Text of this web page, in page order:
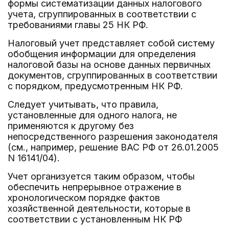
формы систематизации данных налогового
учета, сгруппированных в соответствии с
требованиями главы 25 НК РФ.
Налоговый учет представляет собой систему
обобщения информации для определения
налоговой базы на основе данных первичных
документов, сгруппированных в соответствии
с порядком, предусмотренным НК РФ.
Следует учитывать, что правила,
установленные для одного налога, не
применяются к другому без
непосредственного разрешения законодателя
(см., например, решение ВАС РФ от 26.01.2005
N 16141/04).
Учет организуется таким образом, чтобы
обеспечить непрерывное отражение в
хронологическом порядке фактов
хозяйственной деятельности, которые в
соответствии с установленным НК РФ